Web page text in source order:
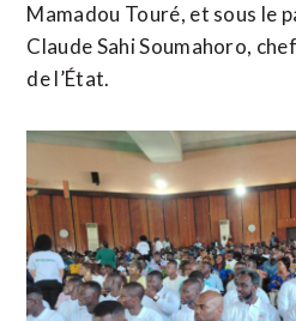
Mamadou Touré, et sous le
Claude Sahi Soumahoro,
de l’État.